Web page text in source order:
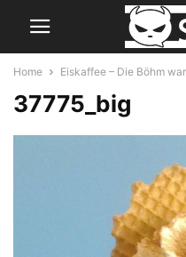
Home Eiskaffee – Die Böhm
37775_big